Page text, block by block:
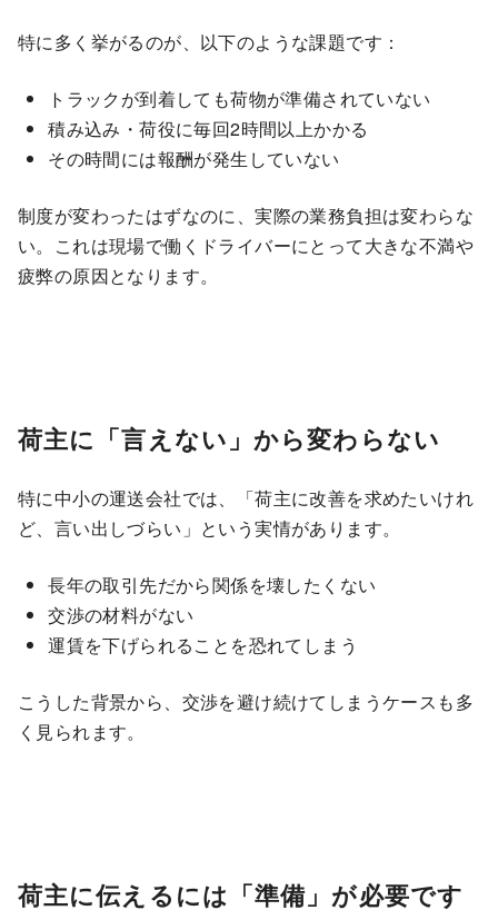
特に多く挙がるのが、以下のような課題です：
トラックが到着しても荷物が準備されていない
積み込み・荷役に毎回2時間以上かかる
その時間には報酬が発生していない
制度が変わったはずなのに、実際の業務負担は変わらな
い。これは現場で働くドライバーにとって大きな不満や
疲弊の原因となります。
荷主に「言えない」から変わらない
特に中小の運送会社では、「荷主に改善を求めたいけれ
ど、言い出しづらい」という実情があります。
長年の取引先だから関係を壊したくない
交渉の材料がない
運賃を下げられることを恐れてしまう
こうした背景から、交渉を避け続けてしまうケースも多
く見られます。
荷主に伝えるには「準備」が必要です